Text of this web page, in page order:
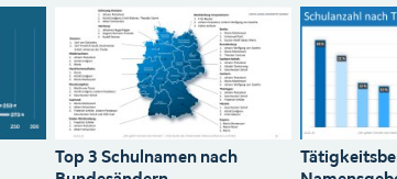
Top 3 Schulnamen nach